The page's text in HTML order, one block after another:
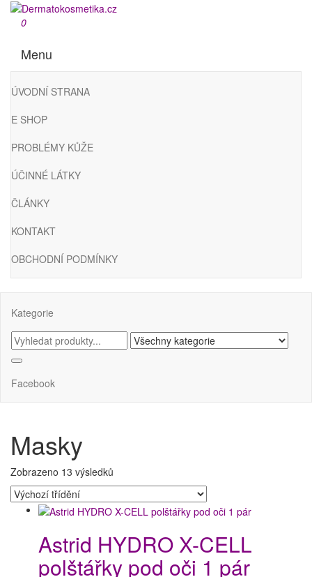
Přeskočit
Dermatokosmetika.cz
0
Menu
ÚVODNÍ STRANA
E SHOP
PROBLÉMY KŮŽE
ÚČINNÉ LÁTKY
ČLÁNKY
KONTAKT
OBCHODNÍ PODMÍNKY
Kategorie
Facebook
Masky
Zobrazeno 13 výsledků
Astrid HYDRO X-CELL
polštářky pod oči 1 pár